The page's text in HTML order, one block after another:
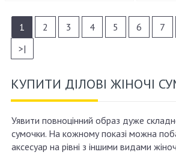
1 2 3 4 5 6 7
>|
КУПИТИ ДІЛОВІ ЖІНОЧІ
Уявити повноцінний образ дуже
сумочки. На кожному показі можна
аксесуар на рівні з іншими видами